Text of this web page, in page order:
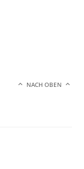
NACH OBEN